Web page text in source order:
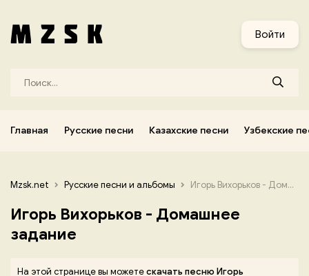
Войти
Главная Русские песни Казахские песни Узбекские
Mzsk.net Русские песни и альбомы Игорь Вихорьков - Домашнее задание
Игорь Вихорьков - Домашнее
задание
На этой странице вы можетескачать песню Игорь
Узбекские песни Корейские песни